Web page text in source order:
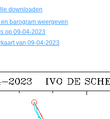
downloaden
en barogram weergeven
op 09-04-2023
van 09-04-2023